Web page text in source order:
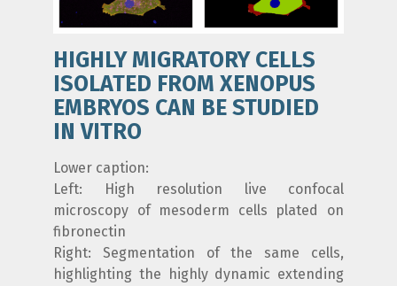
HIGHLY MIGRATORY CELLS
ISOLATED FROM XENOPUS
EMBRYOS CAN BE STUDIED
IN VITRO
Lower caption:
Left: High resolution live confocal
microscopy of mesoderm cells plated on
fibronectin
Right: Segmentation of the same cells,
highlighting the highly dynamic extending